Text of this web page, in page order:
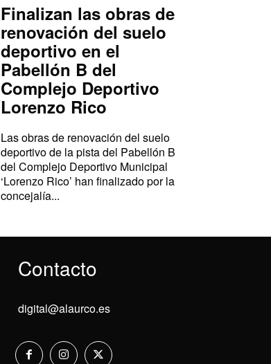
Finalizan las obras de
renovación del suelo
deportivo en el
Pabellón B del
Complejo Deportivo
Lorenzo Rico
Las obras de renovación del suelo
deportivo de la pista del Pabellón B
del Complejo Deportivo Municipal
‘Lorenzo Rico’ han finalizado por la
concejalía...
Contacto
digital@alaurco.es